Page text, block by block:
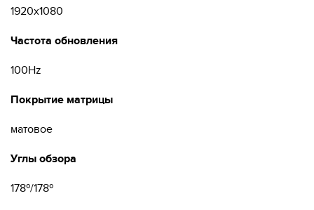
1920х1080
Частота обновления
100Hz
Покрытие матрицы
матовое
Углы обзора
178º/178º